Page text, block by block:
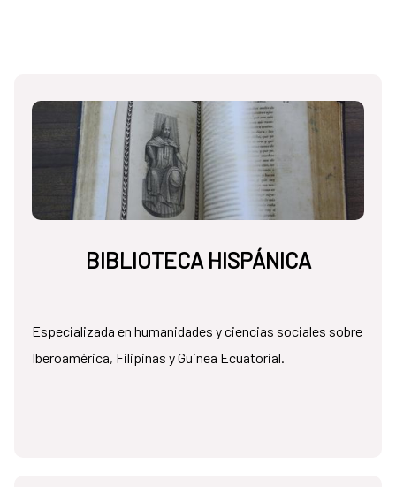
BIBLIOTECA HISPÁNICA
Especializada en humanidades y ciencias sociales sobre
Iberoamérica, Filipinas y Guinea Ecuatorial.